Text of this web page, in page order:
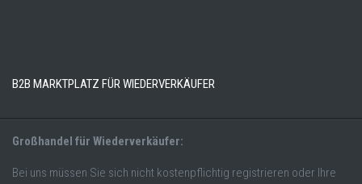
B2B MARKTPLATZ FÜR WIEDERVERKÄUFER
Großhandel für Wiederverkäufer:
Bei uns müssen Sie sich nicht kostenpflichtig registrieren oder Ihre